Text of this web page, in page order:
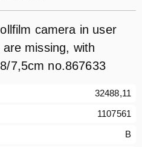
camera in user
missing, with
7,5cm no.867633
32488,11
1107561
B